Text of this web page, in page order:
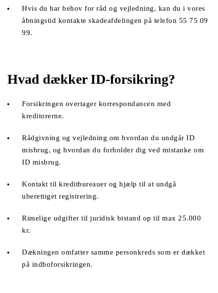
Hvis du har behov for råd og vejledning, kan du i vores
åbningstid kontakte skadeafdelingen på telefon 55 75 09
99.
Hvad dækker ID-forsikring?
Forsikringen overtager korrespondancen med
kreditorerne.
Rådgivning og vejledning om hvordan du undgår ID
misbrug, og hvordan du forholder dig ved mistanke om
ID misbrug.
Kontakt til kreditbureauer og hjælp til at undgå
uberettiget registrering.
Rimelige udgifter til juridisk bistand op til max 25.000
kr.
Dækningen omfatter samme personkreds som er dækket
på indboforsikringen.